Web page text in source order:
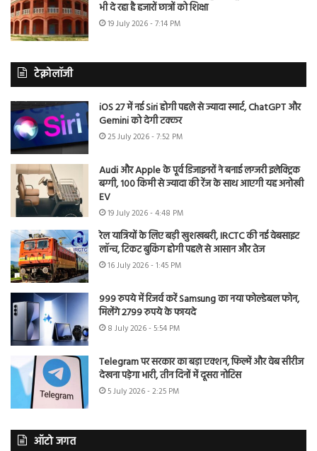
भी दे रहा है हजारों छात्रों को शिक्षा
19 July 2026 - 7:14 PM
टेक्नोलॉजी
iOS 27 में नई Siri होगी पहले से ज्यादा स्मार्ट, ChatGPT और
Gemini को देगी टक्कर
25 July 2026 - 7:52 PM
Audi और Apple के पूर्व डिजाइनरों ने बनाई लग्जरी इलेक्ट्रिक
बग्गी, 100 किमी से ज्यादा की रेंज के साथ आएगी यह अनोखी
EV
19 July 2026 - 4:48 PM
रेल यात्रियों के लिए बड़ी खुशखबरी, IRCTC की नई वेबसाइट
लॉन्च, टिकट बुकिंग होगी पहले से आसान और तेज
16 July 2026 - 1:45 PM
999 रुपये में रिजर्व करें Samsung का नया फोल्डेबल फोन,
मिलेंगे 2799 रुपये के फायदे
8 July 2026 - 5:54 PM
Telegram पर सरकार का बड़ा एक्शन, फिल्में और वेब सीरीज
देखना पड़ेगा भारी, तीन दिनों में दूसरा नोटिस
5 July 2026 - 2:25 PM
ऑटो जगत